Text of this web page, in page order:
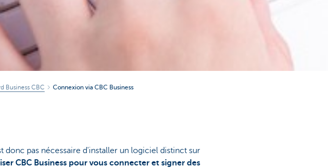
Business CBC Connexion via CBC Business
donc pas nécessaire d'installer un logiciel distinct sur
CBC Business pour vous connecter et signer des